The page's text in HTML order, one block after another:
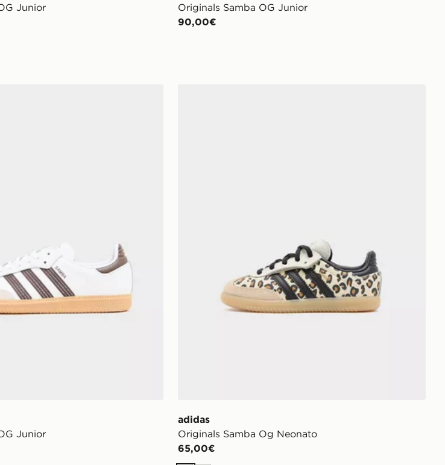
Junior
Originals Samba OG Junior
90,00€
Junior
adidas
Originals Samba Og Neonato
65,00€